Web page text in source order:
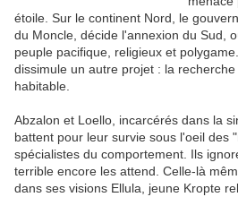
étoile. Sur le continent Nord, le
du Moncle, décide l'annexion du Sud,
peuple pacifique, religieux et
dissimule un autre projet : la
habitable.
Abzalon et Loello, incarcérés dans la
battent pour leur survie sous l'oeil des
spécialistes du comportement. Ils
terrible encore les attend. Celle-là
dans ses visions Ellula, jeune Kropte